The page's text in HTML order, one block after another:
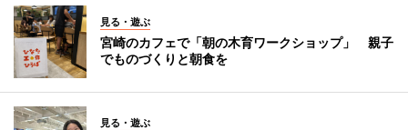
見る・遊ぶ
宮崎のカフェで「朝の木育ワークショップ」 親子
でものづくりと朝食を
見る・遊ぶ